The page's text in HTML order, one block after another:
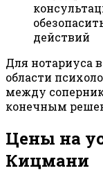
действий
Для нотариуса
области
между
конечным
Цены на
Кицмани